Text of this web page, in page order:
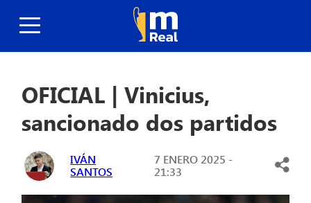
OFICIAL | Vinicius,
sancionado dos partidos
IVÁN
SANTOS
7 ENERO 2025 -
21:33